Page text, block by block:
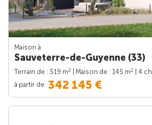
Maison à
Sauveterre-de-Guyenne (33)
Terrain de : 519 m2 | Maison de : 145 m2
| 4 ch.
à partir de 342 145 €